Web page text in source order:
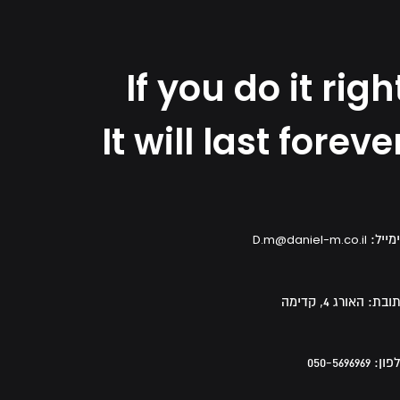
If you do it
It will last
D.m@daniel-m.co.il
האורג 4, קדימה
050-5696969